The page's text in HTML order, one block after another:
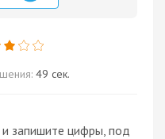
49 сек.
запишите цифры, под